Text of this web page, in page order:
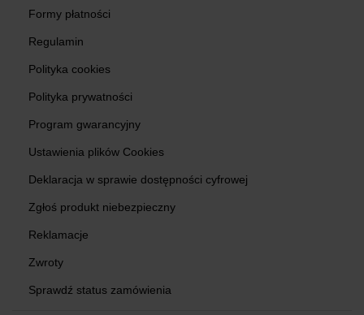
Formy płatności
Regulamin
Polityka cookies
Polityka prywatności
Program gwarancyjny
Ustawienia plików Cookies
Deklaracja w sprawie dostępności cyfrowej
Zgłoś produkt niebezpieczny
Reklamacje
Zwroty
Sprawdź status zamówienia